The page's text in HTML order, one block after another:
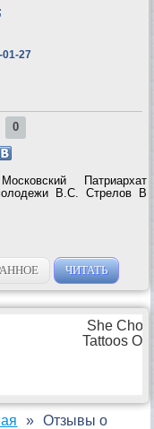
01-27
0
Патриархат
В.С. Стрелов В
ЧИТАТЬ
Отзывы о